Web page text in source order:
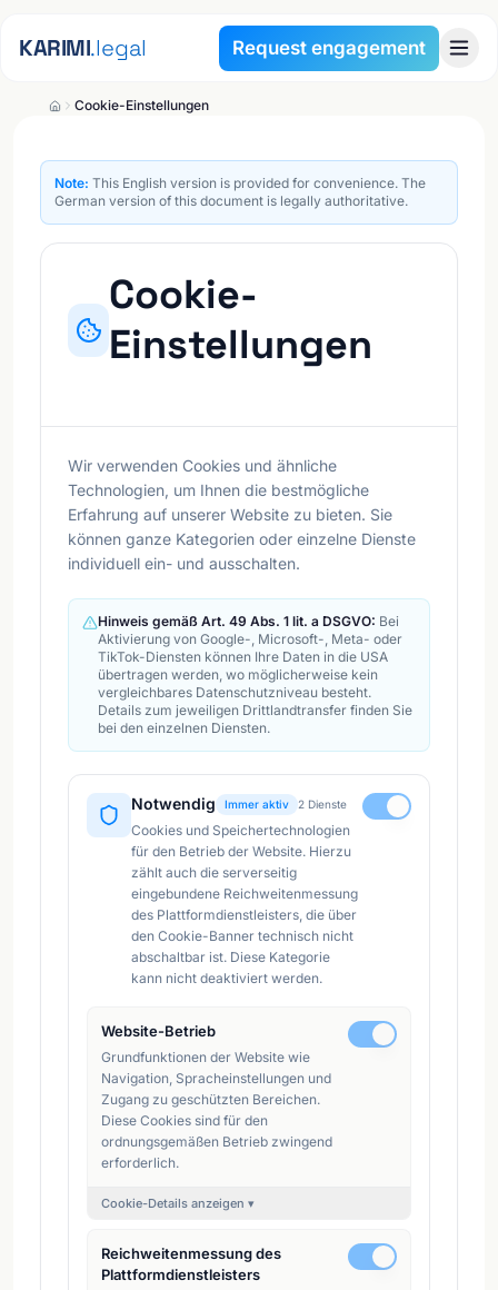
KARIMI.legal Request engagement
Cookie-Einstellungen
Note: This English version is provided for convenience. The
German version of this document is legally authoritative.
Cookie-
Einstellungen
Wir verwenden Cookies und ähnliche
Technologien, um Ihnen die bestmögliche
Erfahrung auf unserer Website zu bieten. Sie
können ganze Kategorien oder einzelne Dienste
individuell ein- und ausschalten.
Hinweis gemäß Art. 49 Abs. 1 lit. a DSGVO: Bei
Aktivierung von Google-, Microsoft-, Meta- oder
TikTok-Diensten können Ihre Daten in die USA
übertragen werden, wo möglicherweise kein
vergleichbares Datenschutzniveau besteht.
Details zum jeweiligen Drittlandtransfer finden Sie
bei den einzelnen Diensten.
Notwendig Immer aktiv 2 Dienste
Cookies und Speichertechnologien
für den Betrieb der Website. Hierzu
zählt auch die serverseitig
eingebundene Reichweitenmessung
des Plattformdienstleisters, die über
den Cookie-Banner technisch nicht
abschaltbar ist. Diese Kategorie
kann nicht deaktiviert werden.
Website-Betrieb
Grundfunktionen der Website wie
Navigation, Spracheinstellungen und
Zugang zu geschützten Bereichen.
Diese Cookies sind für den
ordnungsgemäßen Betrieb zwingend
erforderlich.
Cookie-Details anzeigen ▾
Reichweitenmessung des
Plattformdienstleisters